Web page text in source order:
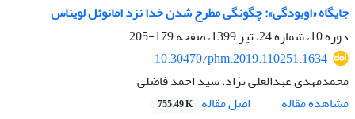
جایگاه «اوبودگی»: چگونگی مطرح شدن خدا نزد امانوئل لویناس
دوره 10، شماره 24، تیر 1399، صفحه
179-205
10.30470/phm.2019.110251.1634
محمدمهدی عبدالعلی نژاد، سید احمد فاضلی
مشاهده مقاله
اصل مقاله 755.49 K